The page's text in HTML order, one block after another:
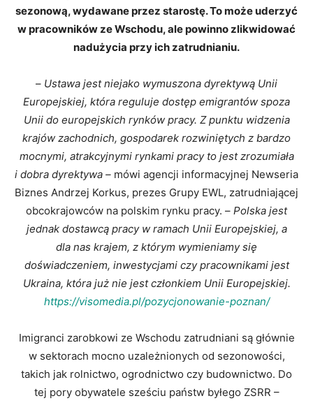
sezonową, wydawane przez starostę. To może uderzyć
w pracowników ze Wschodu, ale powinno zlikwidować
nadużycia przy ich zatrudnianiu.
– Ustawa jest niejako wymuszona dyrektywą Unii
Europejskiej, która reguluje dostęp emigrantów spoza
Unii do europejskich rynków pracy. Z punktu widzenia
krajów zachodnich, gospodarek rozwiniętych z bardzo
mocnymi, atrakcyjnymi rynkami pracy to jest zrozumiała
i dobra dyrektywa ­– mówi agencji informacyjnej Newseria
Biznes Andrzej Korkus, prezes Grupy EWL, zatrudniającej
obcokrajowców na polskim rynku pracy. – Polska jest
jednak dostawcą pracy w ramach Unii Europejskiej, a
dla nas krajem, z którym wymieniamy się
doświadczeniem, inwestycjami czy pracownikami jest
Ukraina, która już nie jest członkiem Unii Europejskiej.
https://visomedia.pl/pozycjonowanie-poznan/
Imigranci zarobkowi ze Wschodu zatrudniani są głównie
w sektorach mocno uzależnionych od sezonowości,
takich jak rolnictwo, ogrodnictwo czy budownictwo. Do
tej pory obywatele sześciu państw byłego ZSRR –